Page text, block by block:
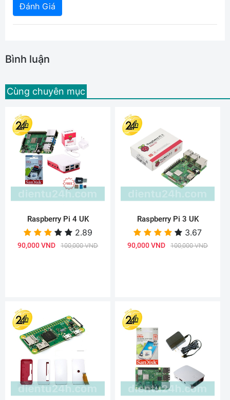
Đánh Giá
Bình luận
Cùng chuyên mục
Raspberry Pi 4 UK
2.89
90,000 VND 100,000 VND
Raspberry Pi 3 UK
3.67
90,000 VND 100,000 VND